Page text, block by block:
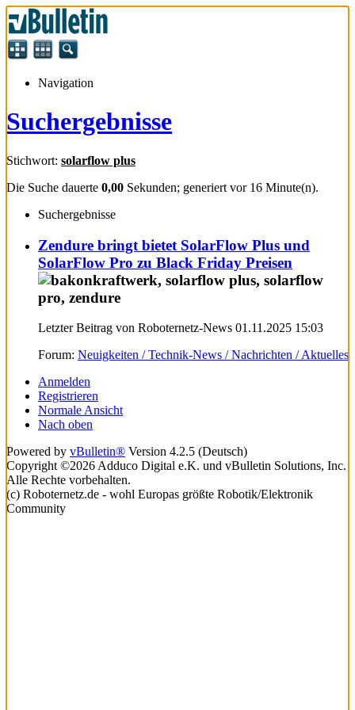
Navigation
Suchergebnisse
Stichwort: solarflow plus
Die Suche dauerte 0,00 Sekunden; generiert vor 16 Minute(n).
Suchergebnisse
Zendure bringt bietet SolarFlow Plus und
SolarFlow Pro zu Black Friday Preisen
Letzter Beitrag von Roboternetz-News 01.11.2025 15:03
Forum: Neuigkeiten / Technik-News / Nachrichten / Aktuelles
Anmelden
Registrieren
Normale Ansicht
Nach oben
Powered by vBulletin® Version 4.2.5 (Deutsch)
Copyright ©2026 Adduco Digital e.K. und vBulletin Solutions, Inc.
Alle Rechte vorbehalten.
(c) Roboternetz.de - wohl Europas größte Robotik/Elektronik
Community